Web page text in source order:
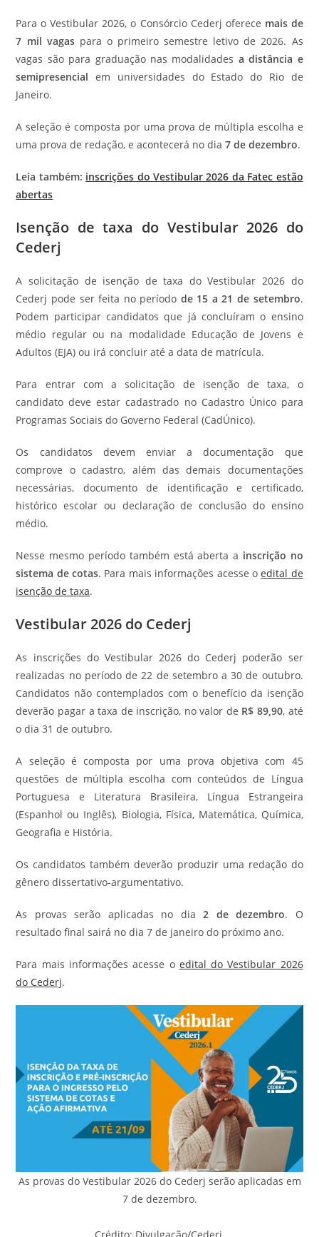
Para o Vestibular 2026, o Consórcio Cederj oferece mais de
7 mil vagaspara o primeiro semestre letivo de 2026. As
vagas são para graduação nas modalidades a distância e
semipresencial em universidades do Estado do Rio de
Janeiro.
A seleção é composta por uma prova de múltipla escolha e
uma prova de redação, e acontecerá no dia7 de dezembro.
Leia também: inscrições do Vestibular 2026 da Fatec estão
abertas
Isenção de taxa do Vestibular 2026 do
Cederj
A solicitação de isenção de taxa do Vestibular 2026 do
Cederj pode ser feita no período de 15 a 21 de setembro.
Podem participar candidatos que já concluíram o ensino
médio regular ou na modalidade Educação de Jovens e
Adultos (EJA) ou irá concluir até a data de matrícula.
Para entrar com a solicitação de isenção de taxa, o
candidato deve estar cadastrado no Cadastro Único para
Programas Sociais do Governo Federal (CadÚnico).
Os candidatos devem enviar a documentação que
comprove o cadastro, além das demais documentações
necessárias, documento de identificação e certificado,
histórico escolar ou declaração de conclusão do ensino
médio.
Nesse mesmo período também está aberta a inscrição no
sistema de cotas. Para mais informações acesse oedital de
isenção de taxa.
Vestibular 2026 do Cederj
As inscrições do Vestibular 2026 do Cederj poderão ser
realizadas no período de 22 de setembro a 30 de outubro.
Candidatos não contemplados com o benefício da isenção
deverão pagar a taxa de inscrição, no valor de R$ 89,90, até
o dia 31 de outubro.
A seleção é composta por uma prova objetiva com 45
questões de múltipla escolha com conteúdos de Língua
Portuguesa e Literatura Brasileira, Língua Estrangeira
(Espanhol ou Inglês), Biologia, Física, Matemática, Química,
Geografia e História.
Os candidatos também deverão produzir uma redação do
gênero dissertativo-argumentativo.
As provas serão aplicadas no dia2 de dezembro. O
resultado final sairá no dia 7 de janeiro do próximo ano.
Para mais informações acesse o edital do Vestibular 2026
do Cederj.
As provas do Vestibular 2026 do Cederj serão aplicadas em
7 de dezembro.
Crédito: Divulgação/Cederj.